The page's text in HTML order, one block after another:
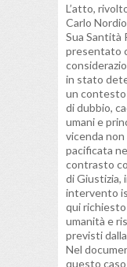
L’atto,
Carlo
Sua Santità
presentato
in stato
un
di dubbio,
umani e
vicenda
pacificata
contrasto
di Giustizia,
intervento
qui
umanità e
previsti
Nel
questo